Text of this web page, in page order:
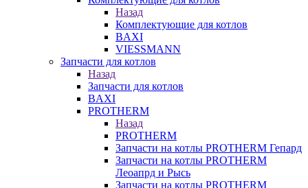
Назад
Комплектующие для котлов
BAXI
VIESSMANN
Запчасти для котлов
Назад
Запчасти для котлов
BAXI
PROTHERM
Назад
PROTHERM
Запчасти на котлы PROTHERM Гепард
Запчасти на котлы PROTHERM
Леоапрд и Рысь
Запчасти на котлы PROTHERM